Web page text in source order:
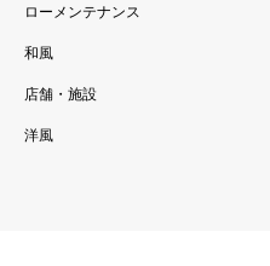
ローメンテナンス
和風
店舗・施設
洋風